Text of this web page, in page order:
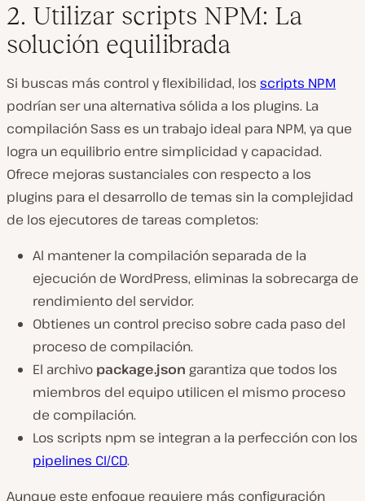
2. Utilizar scripts NPM: La
solución equilibrada
Si buscas más control y flexibilidad, los scripts NPM
podrían ser una alternativa sólida a los plugins. La
compilación Sass es un trabajo ideal para NPM, ya que
logra un equilibrio entre simplicidad y capacidad.
Ofrece mejoras sustanciales con respecto a los
plugins para el desarrollo de temas sin la complejidad
de los ejecutores de tareas completos:
Al mantener la compilación separada de la
ejecución de WordPress, eliminas la sobrecarga de
rendimiento del servidor.
Obtienes un control preciso sobre cada paso del
proceso de compilación.
El archivo package.json garantiza que todos los
miembros del equipo utilicen el mismo proceso
de compilación.
Los scripts npm se integran a la perfección con los
pipelines CI/CD.
Aunque este enfoque requiere más configuración